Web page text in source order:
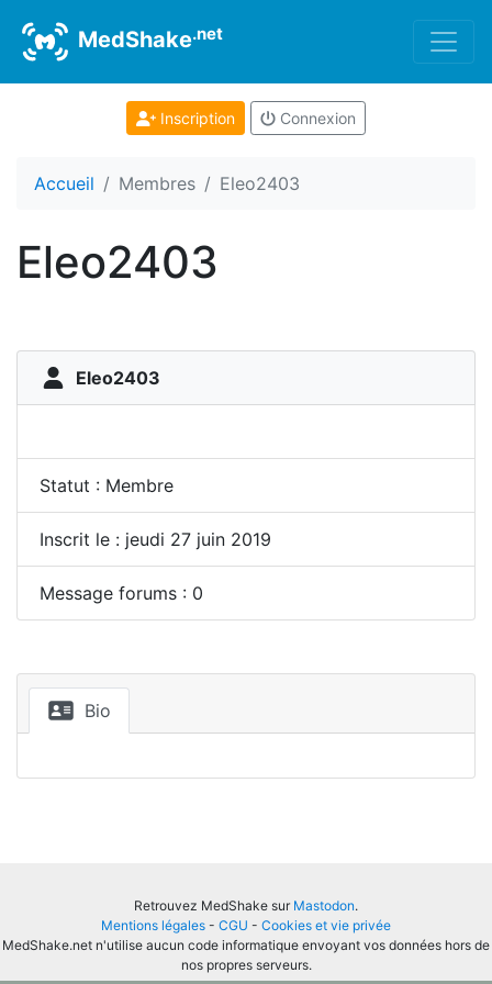
MedShake.net
Inscription Connexion
Accueil Membres Eleo2403
Eleo2403
Eleo2403
Statut : Membre
Inscrit le : jeudi 27 juin 2019
Message forums : 0
Bio
Retrouvez MedShake sur Mastodon.
Mentions légales - CGU - Cookies et vie privée
MedShake.net n'utilise aucun code informatique envoyant vos données hors de
nos propres serveurs.